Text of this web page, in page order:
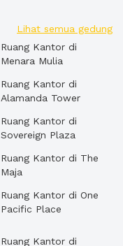
Lihat semua gedung
Ruang Kantor di
Menara Mulia
Ruang Kantor di
Alamanda Tower
Ruang Kantor di
Sovereign Plaza
Ruang Kantor di The
Maja
Ruang Kantor di One
Pacific Place
Ruang Kantor di